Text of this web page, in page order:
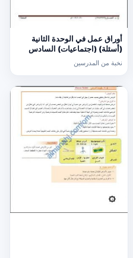
أوراق عمل في الوحدة الثانية
(أسئلة) (اجتماعيات) السادس
نخبة من المدرسين